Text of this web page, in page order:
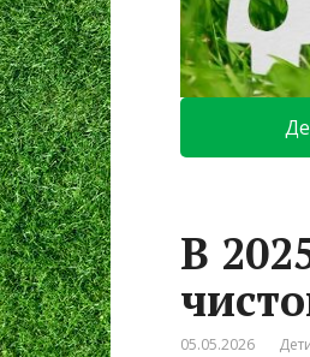
В
05.05.2026